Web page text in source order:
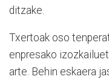
ditzake.
Txertoak oso
enpresako
arte. Behin eskaera